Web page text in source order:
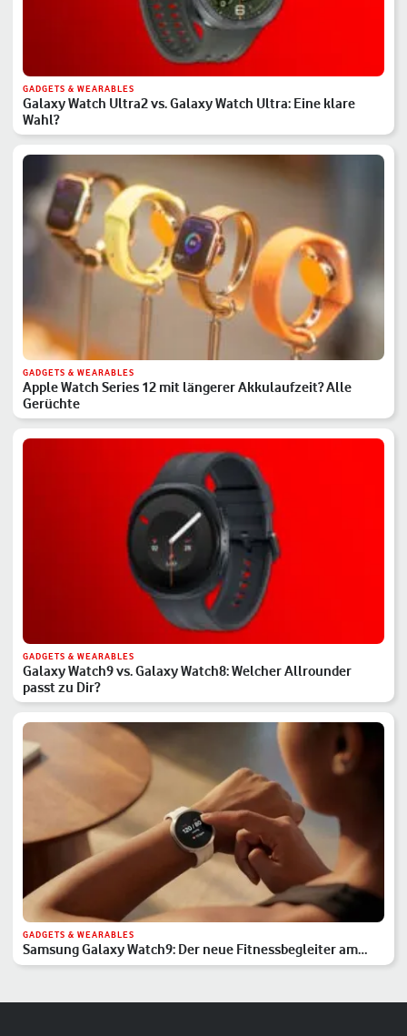
GADGETS & WEARABLES
Galaxy Watch Ultra2 vs. Galaxy Watch Ultra: Eine klare
Wahl?
GADGETS & WEARABLES
Apple Watch Series 12 mit längerer Akkulaufzeit? Alle
Gerüchte
GADGETS & WEARABLES
Galaxy Watch9 vs. Galaxy Watch8: Welcher Allrounder
passt zu Dir?
GADGETS & WEARABLES
Samsung Galaxy Watch9: Der neue Fitnessbegleiter am
Handgelenk